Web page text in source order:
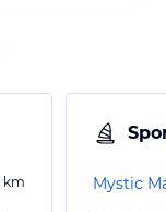
km Mystic